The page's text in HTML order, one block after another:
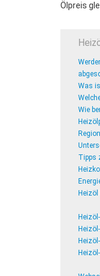
Ölpreis
Was
Wie
Tipps
Heizöl